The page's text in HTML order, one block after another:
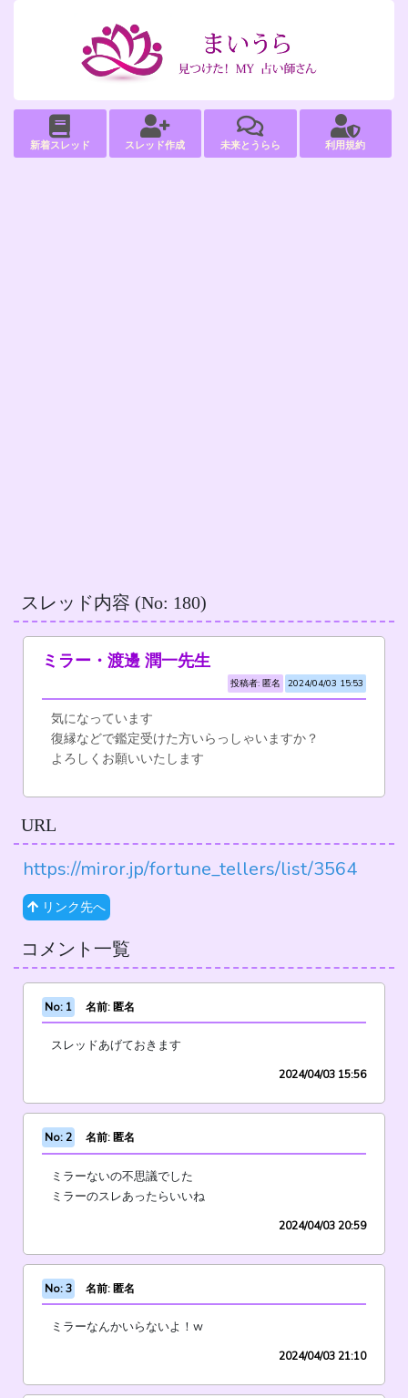
新着スレッド スレッド作成 未来とうらら 利用規約
スレッド内容 (No: 180)
ミラー・渡邊 潤一先生
投稿者: 匿名 2024/04/03 15:53
気になっています
復縁などで鑑定受けた方いらっしゃいますか？
よろしくお願いいたします
URL
https://miror.jp/fortune_tellers/list/3564
リンク先へ
コメント一覧
No: 1 名前: 匿名
スレッドあげておきます
2024/04/03 15:56
No: 2 名前: 匿名
ミラーないの不思議でした
ミラーのスレあったらいいね
2024/04/03 20:59
No: 3 名前: 匿名
ミラーなんかいらないよ！w
2024/04/03 21:10